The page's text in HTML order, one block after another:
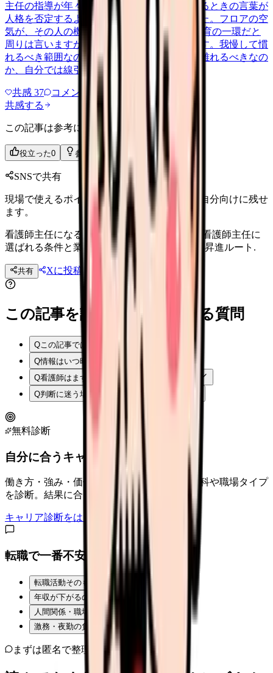
主任の指導が年々きつくなり、ミスを指摘するときの言葉が
人格を否定するようなものに変わってきました。フロアの空
気が、その人の機嫌一つで張り詰めます。 教育の一環だと
周りは言いますが、出勤のたびに動悸がします。我慢して慣
れるべき範囲なのか、危ない職場として早く離れるべきなの
か、自分では線引きができませ…
共感 37 コメント
共感する
この記事は参考になりましたか？
役立った0 参考になった
SNSで共有
現場で使えるポイントを、同僚やあとで読む自分向けに残せ
ます。
看護師主任になる｜選ばれる人の条件と業務 看護師主任に
選ばれる条件と業務内容. 給与・裁量・責任・昇進ルート.
共有 Xに投稿 投稿文コピー
この記事を読む前後によくある質問
Q この記事では何を確認できますか？
Q情報はいつ時点のものですか？
Q看護師はまず何から確認すればよいですか？
Q判断に迷う場合はどうすればよいですか？
無料診断
自分に合うキャリアタイプは？
働き方・強み・価値観から、向いている診療科や職場タイプ
を診断。結果に合う求人も表示。
キャリア診断をはじめる
転職で一番不安なことは？
転職活動そのものが不安
年収が下がるのが怖い
人間関係・職場の雰囲気
激務・夜勤の負担
まずは匿名で整理